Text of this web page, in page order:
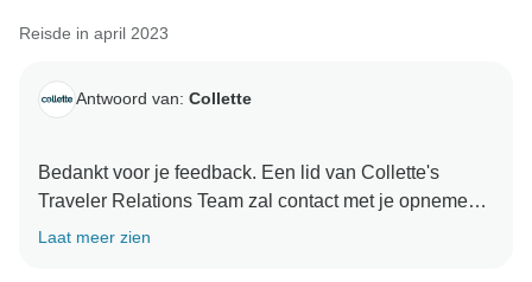
Reisde in april 2023
Antwoord van: Collette
Bedankt voor je feedback. Een lid van Collette's
Traveler Relations Team zal contact met je opnemen
om je zorgen te bespreken.
Laat meer zien